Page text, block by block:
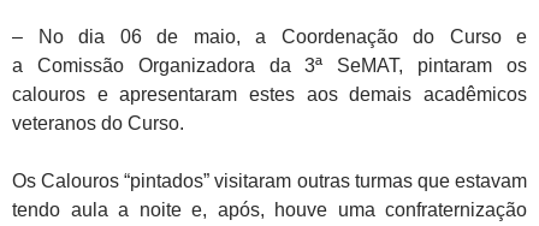
– No dia 06 de maio, a Coordenação do Curso e
a Comissão Organizadora da 3ª SeMAT, pintaram os
calouros e apresentaram estes aos demais acadêmicos
veteranos do Curso.
Os Calouros “pintados” visitaram outras turmas que estavam
tendo aula a noite e, após, houve uma confraternização